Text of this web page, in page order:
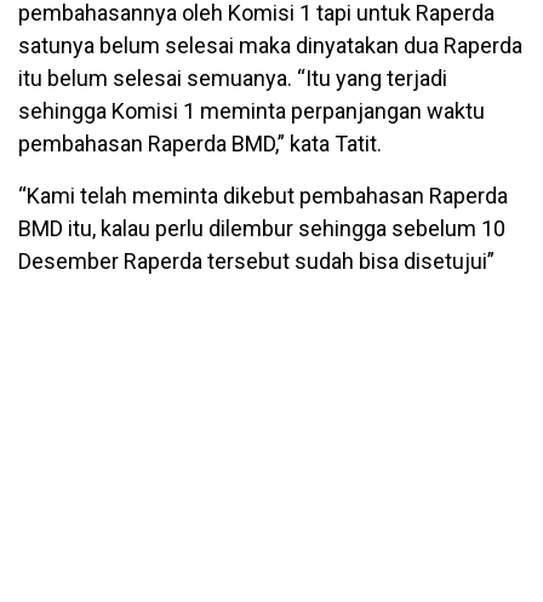
pembahasannya oleh Komisi 1 tapi untuk Raperda
satunya belum selesai maka dinyatakan dua Raperda
itu belum selesai semuanya. “Itu yang terjadi
sehingga Komisi 1 meminta perpanjangan waktu
pembahasan Raperda BMD,” kata Tatit.
“Kami telah meminta dikebut pembahasan Raperda
BMD itu, kalau perlu dilembur sehingga sebelum 10
Desember Raperda tersebut sudah bisa disetujui”